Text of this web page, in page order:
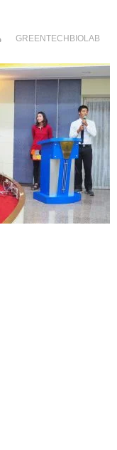
GREENTECHBIOLAB